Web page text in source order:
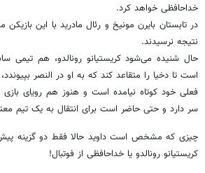
خداحافظی خواهد کرد.
در تابستان بایرن مونیخ و رئال مادرید با این بازیکن
نتیجه نرسیدند.
حال شنیده می‌شود کریستیانو رونالدو، هم تیمی
است تا دخیا را متقاعد کند که به او در النصر
فعلی خود کوتاه نیامده است و هنوز هم رویای بازی
سر دارد و حتی حاضر است برای انتقال به یک تیم
چیزی که مشخص است داوید حالا فقط دو گزینه
کریستیانو رونالدو یا خداحافظی از فوتبال!